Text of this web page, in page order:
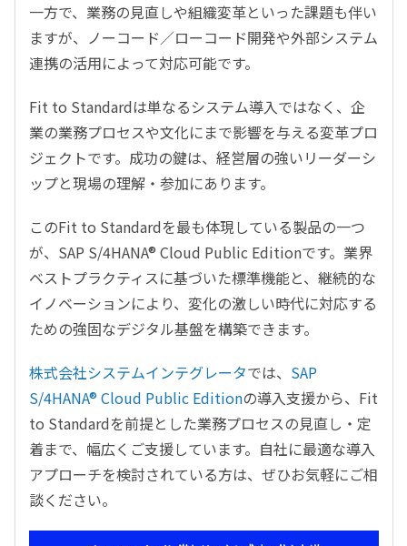
一方で、業務の見直しや組織変革といった課題も伴い
ますが、ノーコード／ローコード開発や外部システム
連携の活用によって対応可能です。
Fit to Standardは単なるシステム導入ではなく、企
業の業務プロセスや文化にまで影響を与える変革プロ
ジェクトです。成功の鍵は、経営層の強いリーダーシ
ップと現場の理解・参加にあります。
このFit to Standardを最も体現している製品の一つ
が、SAP S/4HANA® Cloud Public Editionです。業界
ベストプラクティスに基づいた標準機能と、継続的な
イノベーションにより、変化の激しい時代に対応する
ための強固なデジタル基盤を構築できます。
株式会社システムインテグレータでは、 SAP
S/4HANA® Cloud Public Editionの導入支援から、Fit
to Standardを前提とした業務プロセスの見直し・定
着まで、幅広くご支援しています。自社に最適な導入
アプローチを検討されている方は、ぜひお気軽にご相
談ください。